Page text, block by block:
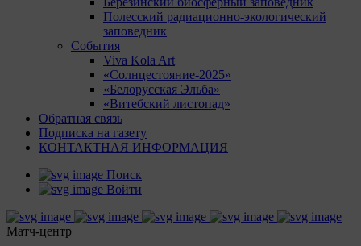
Полесский радиационно-экологический
заповедник
События
Viva Kola Art
«Солнцестояние-2025»
«Белорусская Эльба»
«Витебский листопад»
Обратная связь
Подписка на газету
КОНТАКТНАЯ ИНФОРМАЦИЯ
Поиск
Войти
Матч-центр